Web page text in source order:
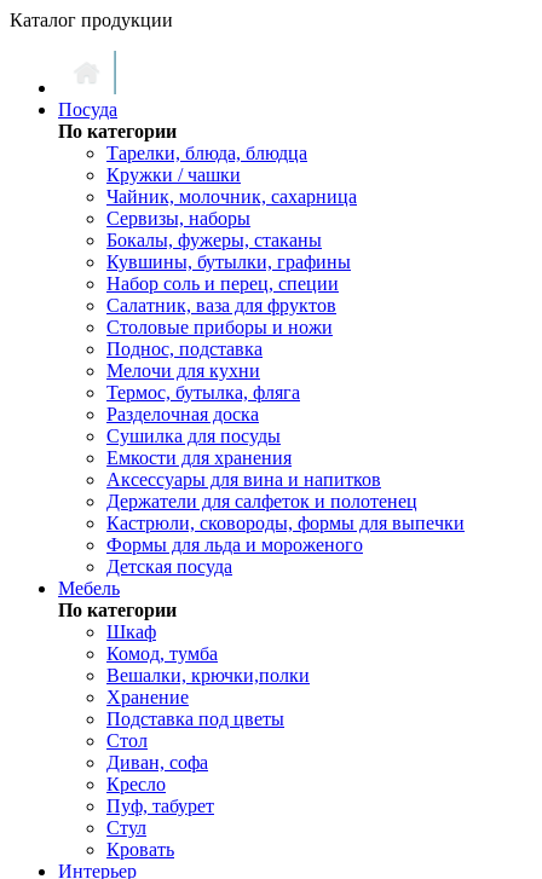
Каталог продукции
Посуда
По категории
Тарелки, блюда, блюдца
Кружки / чашки
Чайник, молочник, сахарница
Сервизы, наборы
Бокалы, фужеры, стаканы
Кувшины, бутылки, графины
Набор соль и перец, специи
Салатник, ваза для фруктов
Столовые приборы и ножи
Поднос, подставка
Мелочи для кухни
Термос, бутылка, фляга
Разделочная доска
Сушилка для посуды
Емкости для хранения
Аксессуары для вина и напитков
Держатели для салфеток и полотенец
Кастрюли, сковороды, формы для выпечки
Формы для льда и мороженого
Детская посуда
Мебель
По категории
Шкаф
Комод, тумба
Вешалки, крючки,полки
Хранение
Подставка под цветы
Стол
Диван, софа
Кресло
Пуф, табурет
Стул
Кровать
Интерьер